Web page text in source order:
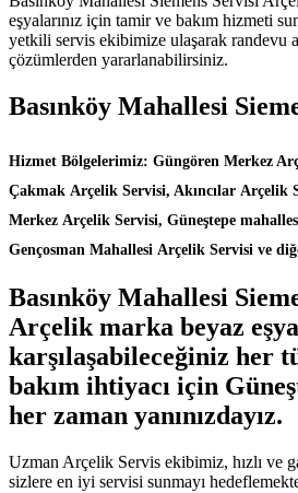
eşyalarınız için tamir ve bakım hizmeti
yetkili servis ekibimize ulaşarak randevu
çözümlerden yararlanabilirsiniz.
Basınköy Mahallesi
Hizmet Bölgelerimiz: Güngören Merkez
Çakmak Arçelik Servisi, Akıncılar Arçelik
Merkez Arçelik Servisi, Güneştepe
Gençosman Mahallesi Arçelik Servisi ve
Basınköy Mahallesi
Arçelik marka beyaz
karşılaşabileceğiniz her
bakım ihtiyacı için
her zaman yanınızdayız.
Uzman Arçelik Servis ekibimiz, hızlı ve
sizlere en iyi servisi sunmayı